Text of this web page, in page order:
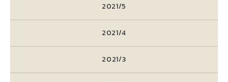
2021/5
2021/4
2021/3